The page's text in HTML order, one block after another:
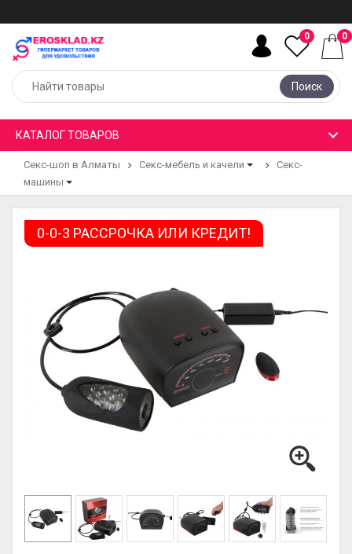
Поиск
0 0
КАТАЛОГ ТОВАРОВ
Секс-шоп в Алматы Секс-мебель и качели
Секс-
машины
0-0-3 РАССРОЧКА ИЛИ КРЕДИТ!